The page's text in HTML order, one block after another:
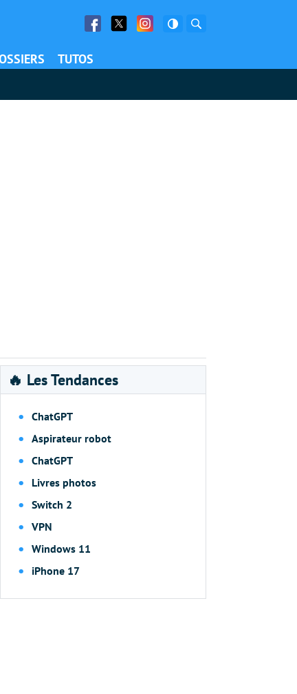
Facebook
Twitter Facebook
TUTOS
🔥 Les Tendances
ChatGPT
Aspirateur robot
ChatGPT
Livres photos
Switch 2
VPN
Windows 11
iPhone 17